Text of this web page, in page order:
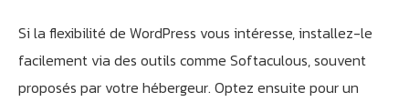
Si la flexibilité de WordPress vous intéresse, installez-le
facilement via des outils comme Softaculous, souvent
proposés par votre hébergeur. Optez ensuite pour un